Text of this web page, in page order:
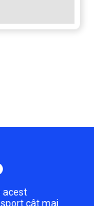
acest
cât mai